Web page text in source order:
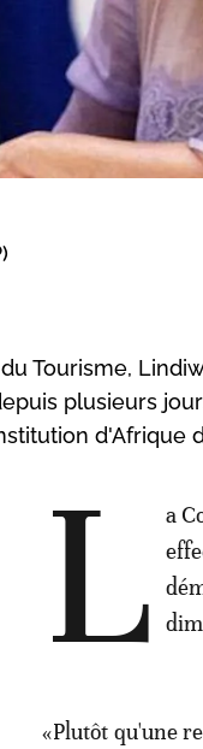
Tourisme,
plusieurs
d'Afrique
L
a
«Plutôt qu'une